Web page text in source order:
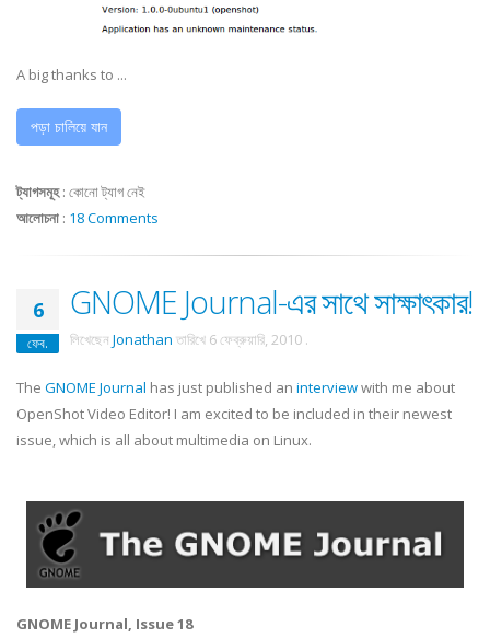
A big thanks to ...
পড়া চালিয়ে যান
ট্যাগসমূহ: কোনো ট্যাগ নেই
আলোচনা : 18 Comments
6
ফেব.
GNOME Journal-এর সাথে সাক্ষাৎকার!
লিখেছেন Jonathan তারিখে 6 ফেব্রুয়ারি, 2010 .
The GNOME Journal has just published an interviewwith me about
OpenShot Video Editor! I am excited to be included in their newest
issue, which is all about multimedia on Linux.
GNOME Journal, Issue 18